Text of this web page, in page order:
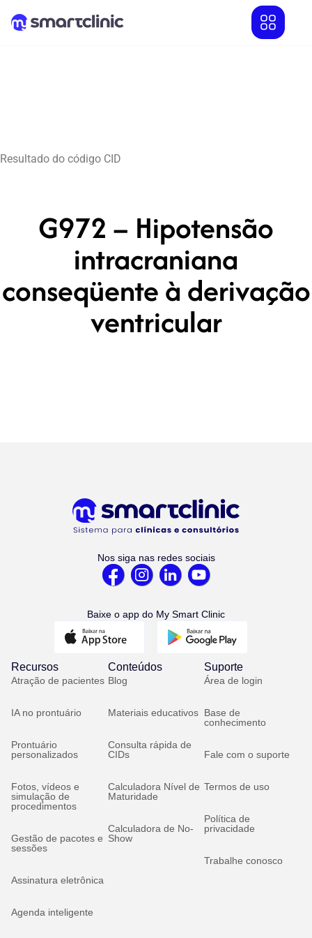
Resultado do código CID
G972 – Hipotensão
intracraniana
conseqüente à derivação
ventricular
Nos siga nas redes sociais
Baixe o app do My Smart Clinic
Recursos
Atração de pacientes
IA no prontuário
Prontuário
personalizados
Fotos, vídeos e
simulação de
procedimentos
Gestão de pacotes e
sessões
Assinatura eletrônica
Agenda inteligente
Conteúdos
Blog
Materiais educativos
Consulta rápida de
CIDs
Calculadora Nível de
Maturidade
Calculadora de No-
Show
Suporte
Área de login
Base de
conhecimento
Fale com o suporte
Termos de uso
Política de
privacidade
Trabalhe conosco